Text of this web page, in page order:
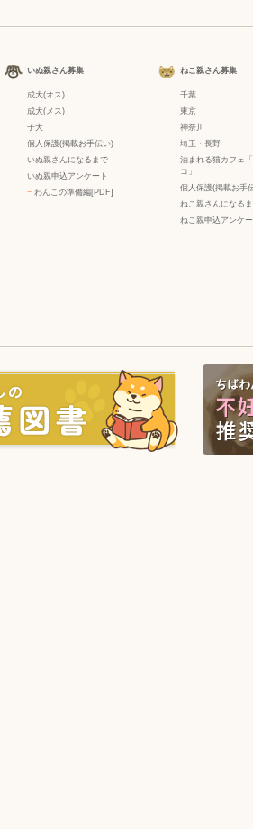
いぬ親さん募集
成犬(オス)
成犬(メス)
子犬
個人保護(掲載お手伝い)
いぬ親さんになるまで
いぬ親申込アンケート
− わんこの準備編[PDF]
ねこ親さん募集
千葉
東京
神奈川
埼玉・長野
泊まれる猫カフェ
コ」
個人保護(掲載お手
ねこ親さんになる
ねこ親申込アンケ